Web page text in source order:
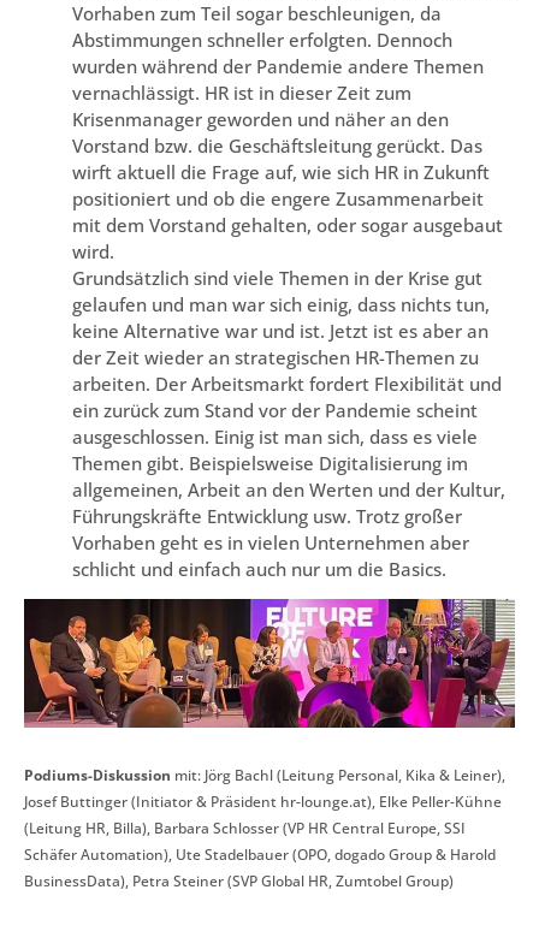
Vorhaben zum Teil sogar beschleunigen, da
Abstimmungen schneller erfolgten. Dennoch
wurden während der Pandemie andere Themen
vernachlässigt. HR ist in dieser Zeit zum
Krisenmanager geworden und näher an den
Vorstand bzw. die Geschäftsleitung gerückt. Das
wirft aktuell die Frage auf, wie sich HR in Zukunft
positioniert und ob die engere Zusammenarbeit
mit dem Vorstand gehalten, oder sogar ausgebaut
wird.
Grundsätzlich sind viele Themen in der Krise gut
gelaufen und man war sich einig, dass nichts tun,
keine Alternative war und ist. Jetzt ist es aber an
der Zeit wieder an strategischen HR-Themen zu
arbeiten. Der Arbeitsmarkt fordert Flexibilität und
ein zurück zum Stand vor der Pandemie scheint
ausgeschlossen. Einig ist man sich, dass es viele
Themen gibt. Beispielsweise Digitalisierung im
allgemeinen, Arbeit an den Werten und der Kultur,
Führungskräfte Entwicklung usw. Trotz großer
Vorhaben geht es in vielen Unternehmen aber
schlicht und einfach auch nur um die Basics.
Podiums-Diskussion mit: Jörg Bachl (Leitung Personal, Kika & Leiner),
Josef Buttinger (Initiator & Präsident hr-lounge.at), Elke Peller-Kühne
(Leitung HR, Billa), Barbara Schlosser (VP HR Central Europe, SSI
Schäfer Automation), Ute Stadelbauer (OPO, dogado Group & Harold
BusinessData), Petra Steiner (SVP Global HR, Zumtobel Group)